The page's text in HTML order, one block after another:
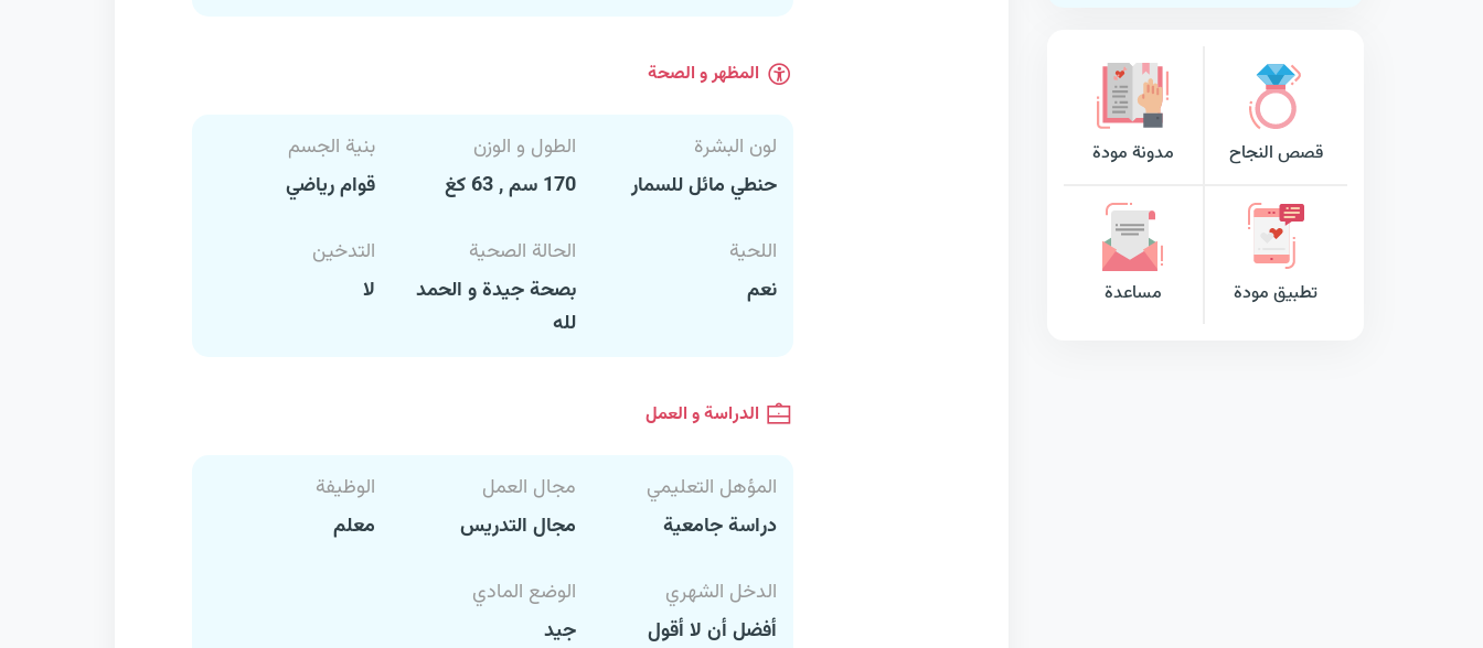
قصص النجاح مدونة مودة
تطبيق مودة مساعدة
المظهر و الصحة
لون البشرة
حنطي مائل للسمار
الطول و الوزن
170 سم , 63 كغ
بنية الجسم
قوام رياضي
اللحية
نعم
الحالة الصحية
بصحة جيدة و الحمد
لله
التدخين
لا
الدراسة و العمل
المؤهل التعليمي
دراسة جامعية
مجال العمل
مجال التدريس
الوظيفة
معلم
الدخل الشهري
أفضل أن لا أقول
الوضع المادي
جيد